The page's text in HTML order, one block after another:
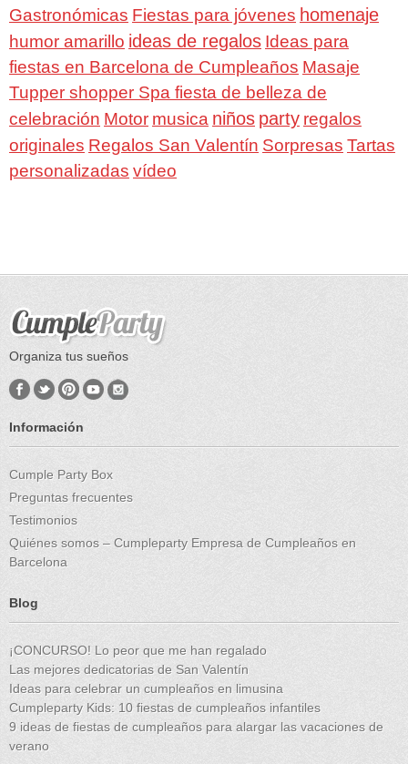
Gastronómicas Fiestas para jóvenes homenaje
humor amarillo ideas de regalos Ideas para
fiestas en Barcelona de Cumpleaños Masaje
Tupper shopper Spa fiesta de belleza de
celebración Motor musica niños party regalos
originales Regalos San Valentín Sorpresas Tartas
personalizadas vídeo
Organiza tus sueños
Información
Cumple Party Box
Preguntas frecuentes
Testimonios
Quiénes somos – Cumpleparty Empresa de Cumpleaños en
Barcelona
Blog
¡CONCURSO! Lo peor que me han regalado
Las mejores dedicatorias de San Valentín
Ideas para celebrar un cumpleaños en limusina
Cumpleparty Kids: 10 fiestas de cumpleaños infantiles
9 ideas de fiestas de cumpleaños para alargar las vacaciones de
verano